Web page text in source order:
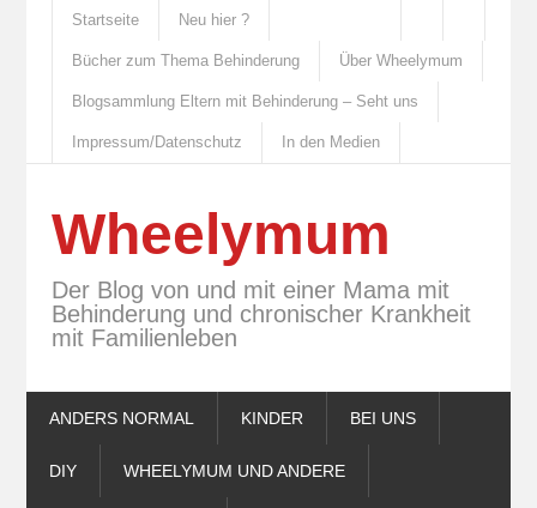
Startseite Neu hier ?
Bücher zum Thema Behinderung Über Wheelymum
Blogsammlung Eltern mit Behinderung – Seht uns
Impressum/Datenschutz In den Medien
Wheelymum
Der Blog von und mit einer Mama mit
Behinderung und chronischer Krankheit
mit Familienleben
ANDERS NORMAL KINDER BEI UNS
DIY WHEELYMUM UND ANDERE